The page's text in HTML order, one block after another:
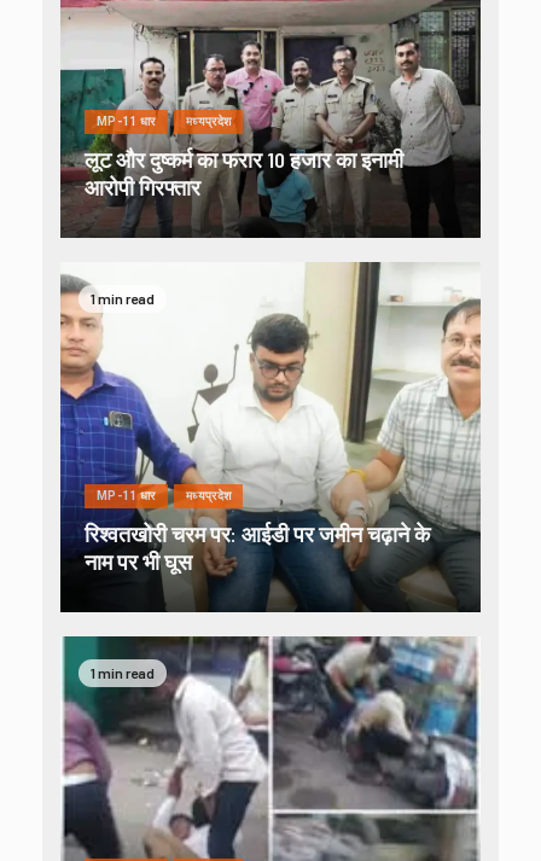
MP-11 धार मध्यप्रदेश
लूट और दुष्कर्म का फरार 10 हजार का इनामी
आरोपी गिरफ्तार
1 min read
MP-11 धार मध्यप्रदेश
रिश्वतखोरी चरम पर: आईडी पर जमीन चढ़ाने के
नाम पर भी घूस
1 min read